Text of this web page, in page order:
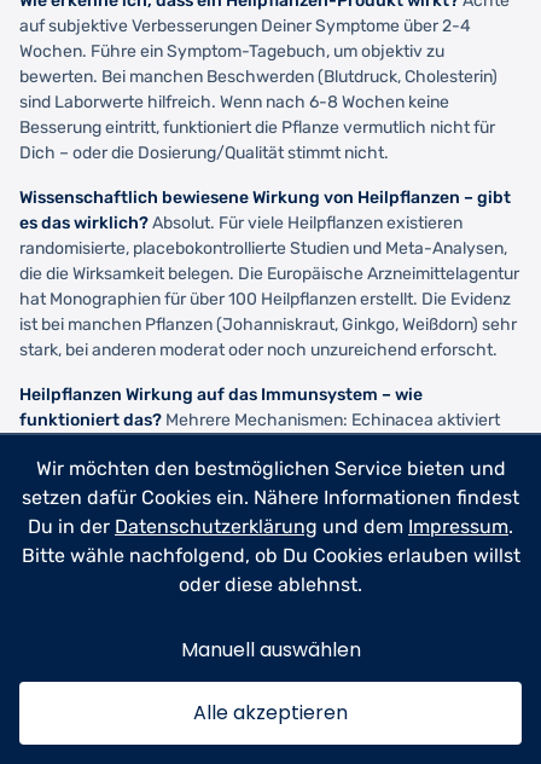
auf subjektive Verbesserungen Deiner Symptome über 2-4
Wochen. Führe ein Symptom-Tagebuch, um objektiv zu
bewerten. Bei manchen Beschwerden (Blutdruck, Cholesterin)
sind Laborwerte hilfreich. Wenn nach 6-8 Wochen keine
Besserung eintritt, funktioniert die Pflanze vermutlich nicht für
Dich – oder die Dosierung/Qualität stimmt nicht.
Wissenschaftlich bewiesene Wirkung von Heilpflanzen – gibt
es das wirklich?Absolut. Für viele Heilpflanzen existieren
randomisierte, placebokontrollierte Studien und Meta-Analysen,
die die Wirksamkeit belegen. Die Europäische Arzneimittelagentur
hat Monographien für über 100 Heilpflanzen erstellt. Die Evidenz
ist bei manchen Pflanzen (Johanniskraut, Ginkgo, Weißdorn) sehr
stark, bei anderen moderat oder noch unzureichend erforscht.
Heilpflanzen Wirkung auf das Immunsystem – wie
funktioniert das? Mehrere Mechanismen: Echinacea aktiviert
Interferonen. Ingwer moduliert Entzündungsmediatoren und
stärkt die Darmgesundheit , wo 70% des Immunsystems sitzt.
Cistus-Extrakt blockiert Viren am Eindringen in Zellen. Knoblauch
stimuliert natürliche Killerzellen. Diese Pflanzen trainieren und
modulieren Dein Immunsystem auf verschiedenen Ebenen.
mittelschweren Beschwerden oft ja – wie Johanniskraut bei
leichter Depression oder Weißdorn bei beginnender
Herzinsuffizienz. Bei schweren, akuten oder lebensbedrohlichen
Wir möchten den bestmöglichen Service bieten und
setzen dafür Cookies ein. Nähere Informationen findest
Du in der Datenschutzerklärung und dem Impressum.
Bitte wähle nachfolgend, ob Du Cookies erlauben willst
oder diese ablehnst.
Manuell auswählen
Alle akzeptieren